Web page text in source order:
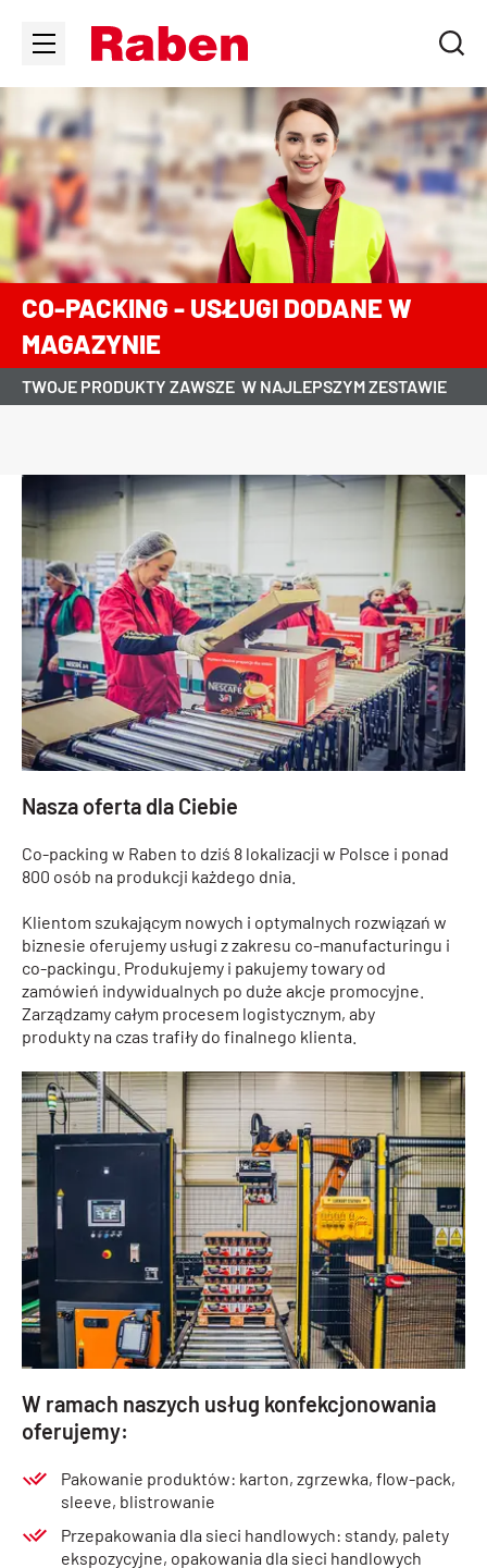
CO-PACKING - USŁUGI DODANE W
MAGAZYNIE
TWOJE PRODUKTY ZAWSZE W NAJLEPSZYM ZESTAWIE
Nasza oferta dla Ciebie
Co-packing w Raben to dziś 8 lokalizacji w Polsce i ponad
800 osób na produkcji każdego dnia.
Klientom szukającym nowych i optymalnych rozwiązań w
biznesie oferujemy usługi z zakresu co-manufacturingu i
co-packingu. Produkujemy i pakujemy towary od
zamówień indywidualnych po duże akcje promocyjne.
Zarządzamy całym procesem logistycznym, aby
produkty na czas trafiły do finalnego klienta.
W ramach naszych usług konfekcjonowania
oferujemy:
Pakowanie produktów: karton, zgrzewka, flow-pack,
sleeve, blistrowanie
Przepakowania dla sieci handlowych: standy, palety
ekspozycyjne, opakowania dla sieci handlowych